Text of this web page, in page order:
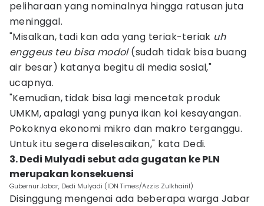
peliharaan yang nominalnya hingga ratusan juta
meninggal.
"Misalkan, tadi kan ada yang teriak-teriak uh
enggeus teu bisa modol(sudah tidak bisa buang
air besar) katanya begitu di media sosial,"
ucapnya.
"Kemudian, tidak bisa lagi mencetak produk
UMKM, apalagi yang punya ikan koi kesayangan.
Pokoknya ekonomi mikro dan makro terganggu.
Untuk itu segera diselesaikan," kata Dedi.
3. Dedi Mulyadi sebut ada gugatan ke PLN
merupakan konsekuensi
Gubernur Jabar, Dedi Mulyadi (IDN Times/Azzis Zulkhairil)
Disinggung mengenai ada beberapa warga Jabar